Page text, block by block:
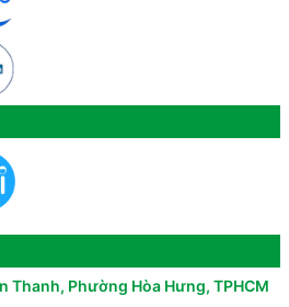
Thanh, Phường Hòa Hưng, TPHCM